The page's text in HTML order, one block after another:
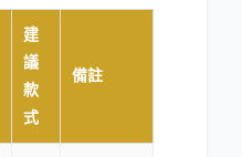
建
議
款
式
備註